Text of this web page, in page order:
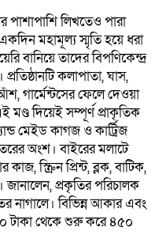
পাশাপাশি লিখতেও পারা
মহামূল্য স্মৃতি হয়ে ধরা
বানিয়ে তাদের বিপণিকেন্দ্র
কলাপাতা, ঘাস,
গার্মেন্টসের ফেলে দেওয়া
মণ্ড দিয়েই সম্পূর্ণ প্রাকৃতিক
মেইড কাগজ ও কার্ট্রিজ
অংশ। বাইরের মলাটে
স্ক্রিন প্রিন্ট, ব্লক, বাটিক,
প্রকৃতির পরিচালক
নাগালে। বিভিন্ন আকার এবং
টাকা থেকে শুরু করে ৪৫০